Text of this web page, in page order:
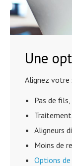
Une
Alignez votre
Pas de
Aligneurs
Moins de
Options